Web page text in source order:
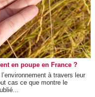
en poupe en France ?
à travers leur
cas ce que montre le